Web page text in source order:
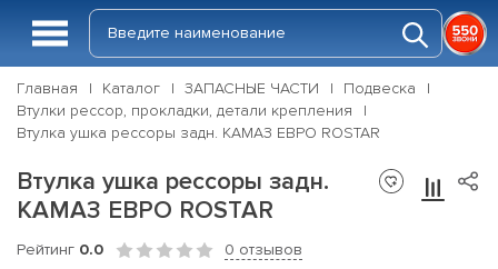
Главная Каталог ЗАПАСНЫЕ ЧАСТИ
Подвеска
Втулки рессор, прокладки, детали крепления
Втулка ушка рессоры задн. КАМАЗ ЕВРО ROSTAR
Втулка ушка рессоры задн.
КАМАЗ ЕВРО ROSTAR
Рейтинг 0.0 0 отзывов